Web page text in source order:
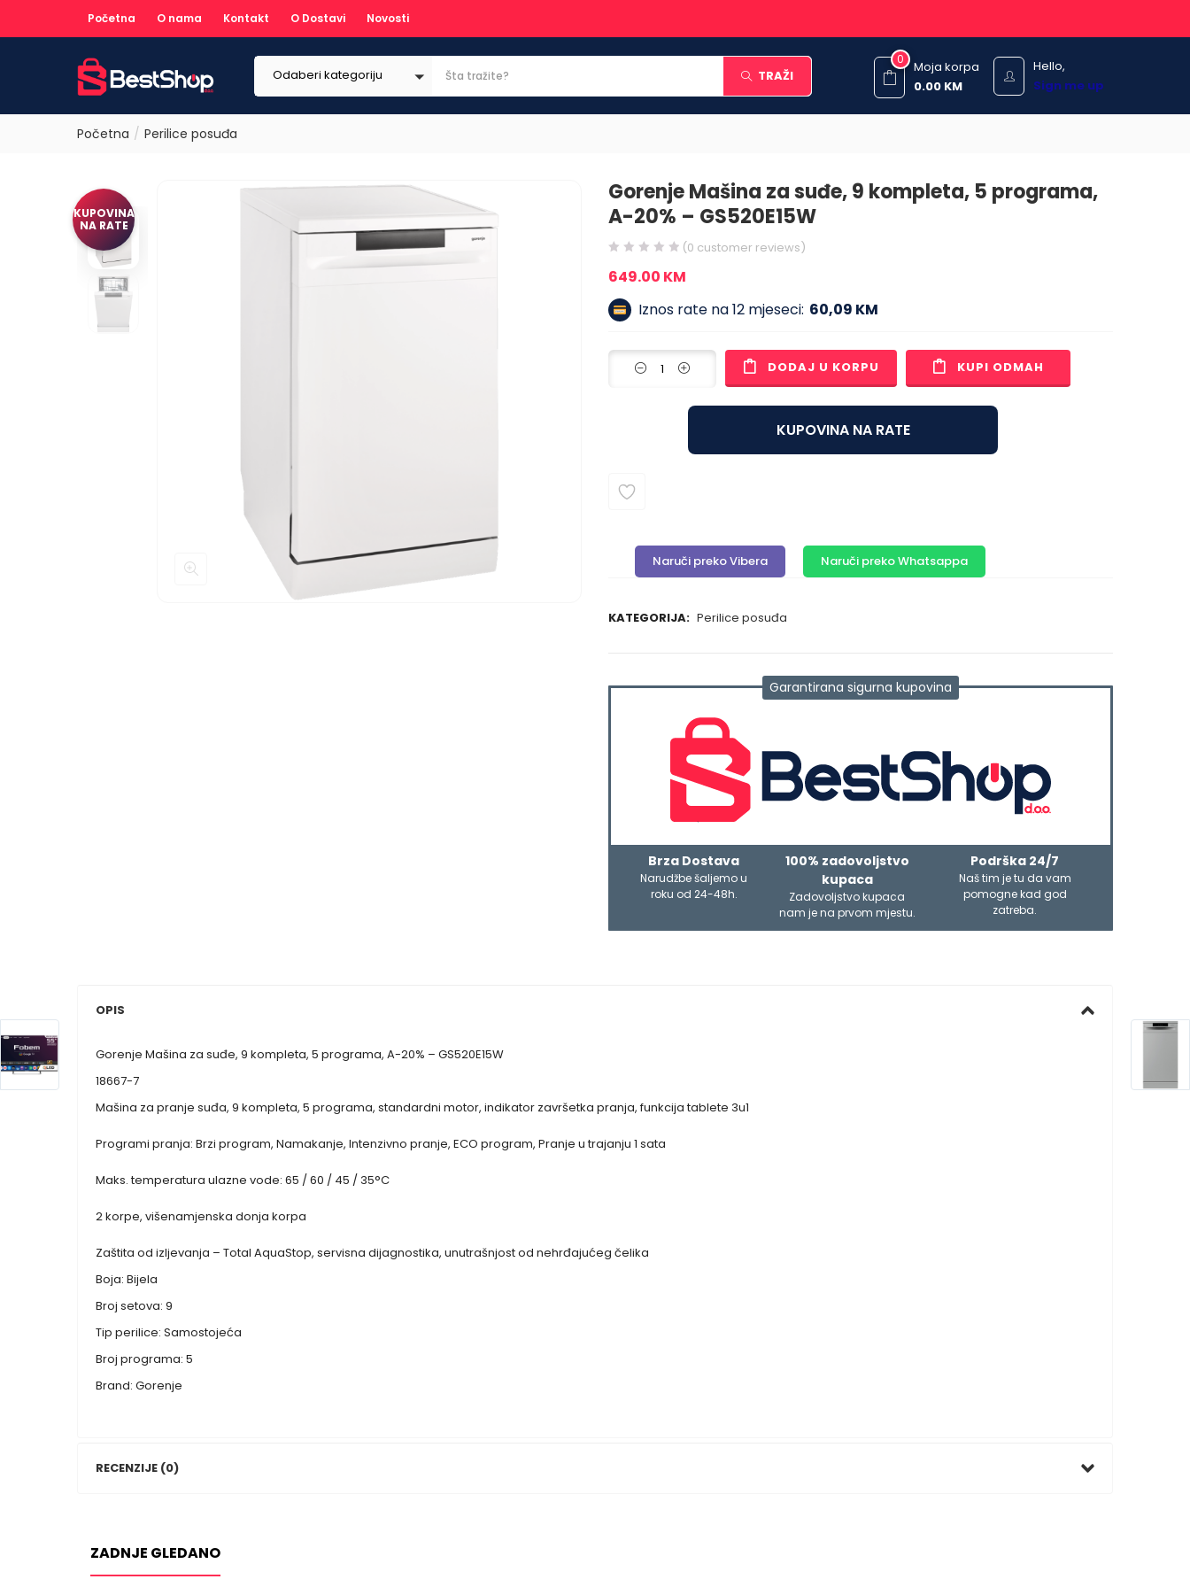
Početna O nama Kontakt O Dostavi Novosti
Odaberi kategoriju TRAŽI
Hello,
Sign me up
0
Moja korpa
0.00 KM
Početna Perilice posuđa
KUPOVINA
NA RATE
Gorenje Mašina za suđe, 9 kompleta, 5 programa,
A-20% – GS520E15W
(0 customer reviews)
649.00 KM
Iznos rate na 12 mjeseci: 60,09 KM
DODAJ U KORPU KUPI ODMAH
KUPOVINA NA RATE
Naruči preko Vibera Naruči preko Whatsappa
KATEGORIJA: Perilice posuđa
Garantirana sigurna kupovina
Brza Dostava
Narudžbe šaljemo u
roku od 24-48h.
100% zadovoljstvo
kupaca
Zadovoljstvo kupaca
nam je na prvom mjestu.
Podrška 24/7
Naš tim je tu da vam
pomogne kad god
zatreba.
OPIS
Gorenje Mašina za suđe, 9 kompleta, 5 programa, A-20% – GS520E15W
18667-7
Mašina za pranje suđa, 9 kompleta, 5 programa, standardni motor, indikator završetka pranja, funkcija tablete 3u1
Programi pranja: Brzi program, Namakanje, Intenzivno pranje, ECO program, Pranje u trajanju 1 sata
Maks. temperatura ulazne vode: 65 / 60 / 45 / 35°C
2 korpe, višenamjenska donja korpa
Zaštita od izljevanja – Total AquaStop, servisna dijagnostika, unutrašnjost od nehrđajućeg čelika
Boja: Bijela
Broj setova: 9
Tip perilice: Samostojeća
Broj programa: 5
Brand: Gorenje
RECENZIJE (0)
ZADNJE GLEDANO